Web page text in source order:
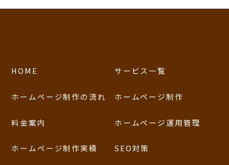
HOME
ホームページ制作の流れ
料金案内
ホームページ制作実績
サービス一覧
ホームページ制作
ホームページ運用管理
SEO対策